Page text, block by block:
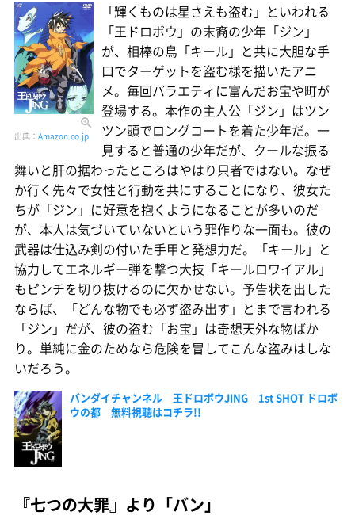
出典： Amazon.co.jp
「輝くものは星さえも盗む」といわれる
「王ドロボウ」の末裔の少年「ジン」
が、相棒の鳥「キール」と共に大胆な手
口でターゲットを盗む様を描いたアニ
メ。毎回バラエティに富んだお宝や町が
登場する。本作の主人公「ジン」はツン
ツン頭でロングコートを着た少年だ。一
見すると普通の少年だが、クールな振る
舞いと肝の据わったところはやはり只者ではない。なぜ
か行く先々で女性と行動を共にすることになり、彼女た
ちが「ジン」に好意を抱くようになることが多いのだ
が、本人は気づいていないという罪作りな一面も。彼の
武器は仕込み剣の付いた手甲と発想力だ。「キール」と
協力してエネルギー弾を撃つ大技「キールロワイアル」
もピンチを切り抜けるのに欠かせない。予告状を出した
ならば、「どんな物でも必ず盗み出す」とまで言われる
「ジン」だが、彼の盗む「お宝」は奇想天外な物ばか
り。単純に金のためなら危険を冒してこんな盗みはしな
いだろう。
バンダイチャンネル 王ドロボウJING 1st SHOT ドロボ
ウの都 無料視聴はコチラ!!
『七つの大罪』より「バン」